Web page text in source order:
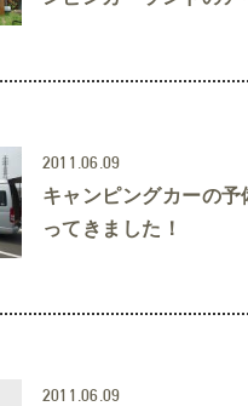
2011.06.09
キャンピングカーの予
ってきました！
2011.06.09